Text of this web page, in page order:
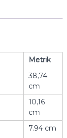
Metrik
38,74
cm
10,16
cm
7.94 cm